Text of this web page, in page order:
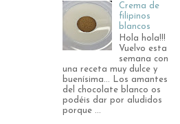
Crema de
filipinos
blancos
Hola hola!!!
Vuelvo esta
semana con
una receta muy dulce y
buenísima... Los amantes
del chocolate blanco os
podéis dar por aludidos
porque ...